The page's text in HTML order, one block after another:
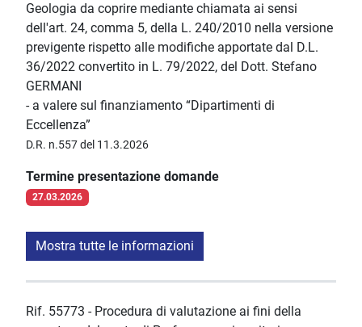
Geologia da coprire mediante chiamata ai sensi
dell'art. 24, comma 5, della L. 240/2010 nella versione
previgente rispetto alle modifiche apportate dal D.L.
36/2022 convertito in L. 79/2022, del Dott. Stefano
GERMANI
- a valere sul finanziamento “Dipartimenti di
Eccellenza”
D.R. n.557 del 11.3.2026
Termine presentazione domande
27.03.2026
Mostra tutte le informazioni
Rif. 55773 - Procedura di valutazione ai fini della